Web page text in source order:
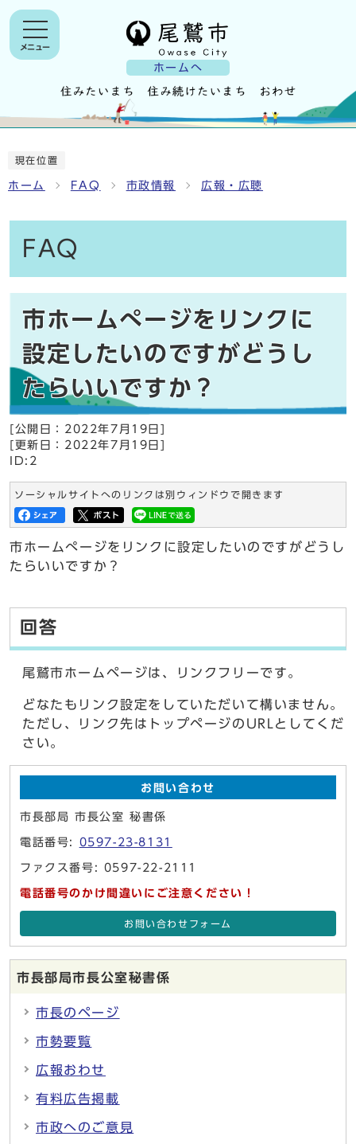
ホームへ
メニュー
現在位置
ホーム FAQ 市政情報 広報・広聴
FAQ
市ホームぺージをリンクに
設定したいのですがどうし
たらいいですか？
[公開日：2022年7月19日]
[更新日：2022年7月19日]
ID:2
ソーシャルサイトへのリンクは別ウィンドウで開きます
市ホームぺージをリンクに設定したいのですがどうし
たらいいですか？
回答
尾鷲市ホームページは、リンクフリーです。
どなたもリンク設定をしていただいて構いません。
ただし、リンク先はトップページのURLとしてくだ
さい。
お問い合わせ
市長部局 市長公室 秘書係
電話番号: 0597-23-8131
ファクス番号: 0597-22-2111
電話番号のかけ間違いにご注意ください！
お問い合わせフォーム
市長部局市長公室秘書係
市長のページ
市勢要覧
広報おわせ
有料広告掲載
市政へのご意見